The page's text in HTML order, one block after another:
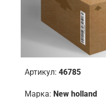
Артикул: 46785
Марка: New holland